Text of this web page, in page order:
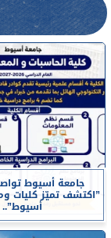
جامعة أسيوط
”اكتشف تميّز كليات
أسيوط”..